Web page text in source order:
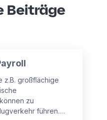
Beiträge
z.B. großflächige
zu
führen.